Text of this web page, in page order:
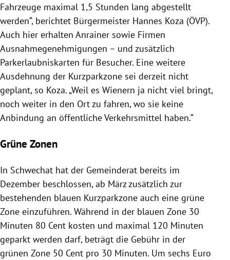
Fahrzeuge maximal 1,5 Stunden lang abgestellt
werden“, berichtet Bürgermeister Hannes Koza (ÖVP).
Auch hier erhalten Anrainer sowie Firmen
Ausnahmegenehmigungen – und zusätzlich
Parkerlaubniskarten für Besucher. Eine weitere
Ausdehnung der Kurzparkzone sei derzeit nicht
geplant, so Koza. „Weil es Wienern ja nicht viel bringt,
noch weiter in den Ort zu fahren, wo sie keine
Anbindung an öffentliche Verkehrsmittel haben.“
Grüne Zonen
In Schwechat hat der Gemeinderat bereits im
Dezember beschlossen, ab März zusätzlich zur
bestehenden blauen Kurzparkzone auch eine grüne
Zone einzuführen. Während in der blauen Zone 30
Minuten 80 Cent kosten und maximal 120 Minuten
geparkt werden darf, beträgt die Gebühr in der
grünen Zone 50 Cent pro 30 Minuten. Um sechs Euro